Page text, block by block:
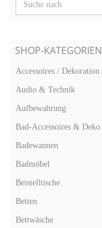
SHOP-KATEGORIEN
Accessoires / Dekoration
Audio & Technik
Aufbewahrung
Bad-Accessoires & Deko
Badewannen
Badmöbel
Beistelltische
Betten
Bettwäsche